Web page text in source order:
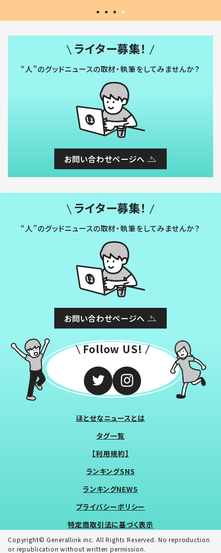
ライター募集！
“人”のグッドニュースの取材・執筆をしてみませんか？
お問い合わせページへ
ライター募集！
“人”のグッドニュースの取材・執筆をしてみませんか？
お問い合わせページへ
Follow US!
ほとせなニュースとは
タグ一覧
【利用規約】
ランキングSNS
ランキングNEWS
プライバシーポリシー
特定商取引法に基づく表示
Copyright© Generallink inc. All Rights Reserved. No reproduction
or republication without written permission.